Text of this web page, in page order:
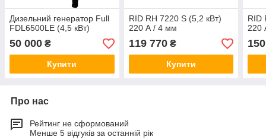
Дизельний генератор Full
FDL6500LE (4,5 кВт)
50 000 ₴
Купити
RID RH 7220 S (5,2 кВт)
220 А / 4 мм
119 770₴
Купити
RID
220
Про нас
Рейтинг не сформований
Менше 5 відгуків за останній рік